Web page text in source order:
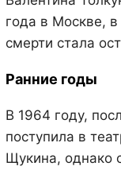
года в Москве,
смерти стала
Ранние годы
В 1964 году,
поступила в
Щукина, однако